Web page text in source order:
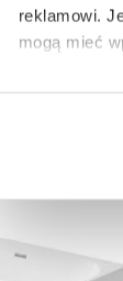
reklamowi.
mogą mieć
Aby uzyskać